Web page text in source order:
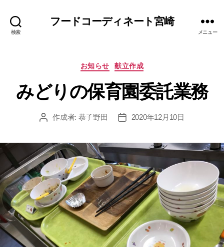
検索
フードコーディネート宮崎
メニュー
カ
ゴ
リ
お知らせ 献立作成
みどりの保育園委託業務
投 作成者: 恭子野田
投
2020年12月10日